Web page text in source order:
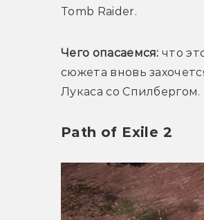
Tomb Raider.
Чего опасаемся: что
сюжета вновь
Лукаса со Спилбергом.
Path of Exile 2